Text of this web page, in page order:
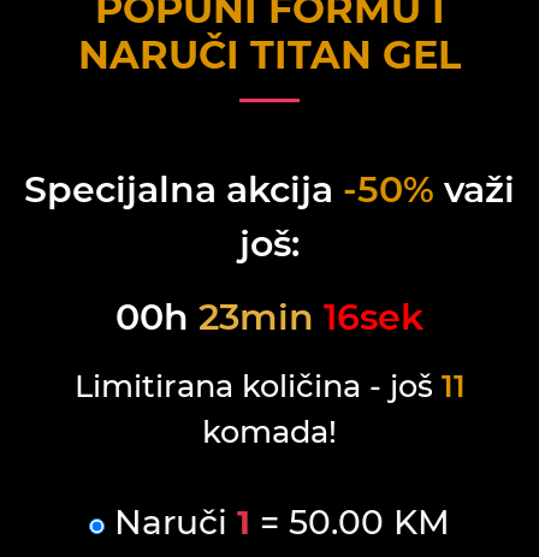
NARUČI TITAN GEL
Specijalna akcija -50% važi
još:
00h 23min 16sek
Limitirana količina - još 11
komada!
Naruči 1 = 50.00 KM